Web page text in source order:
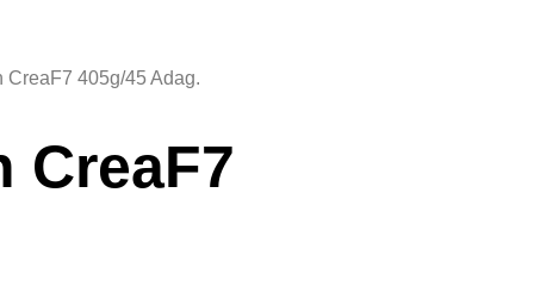
CreaF7 405g/45 Adag.
CreaF7